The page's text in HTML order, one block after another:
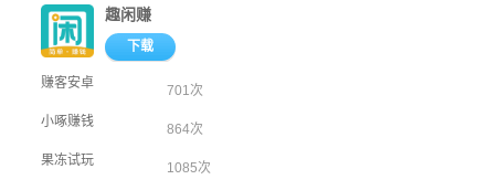
趣闲赚
下载
赚客安卓
701次
小啄赚钱
864次
果冻试玩
1085次